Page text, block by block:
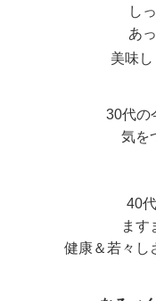
し
あ
美味
30代の
気を
40
ます
健康＆若々し